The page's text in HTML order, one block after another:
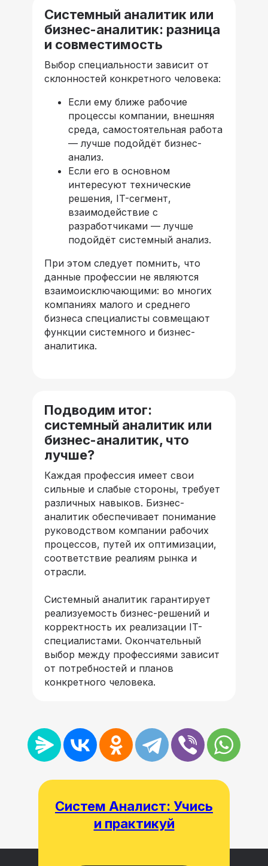
Системный аналитик или
бизнес-аналитик: разница
и совместимость
Выбор специальности зависит от
склонностей конкретного человека:
Если ему ближе рабочие
процессы компании, внешняя
среда, самостоятельная работа
— лучше подойдёт бизнес-
анализ.
Если его в основном
интересуют технические
решения, IT-сегмент,
взаимодействие с
разработчиками — лучше
подойдёт системный анализ.
При этом следует помнить, что
данные профессии не являются
взаимоисключающими: во многих
компаниях малого и среднего
бизнеса специалисты совмещают
функции системного и бизнес-
аналитика.
Подводим итог:
системный аналитик или
бизнес-аналитик, что
лучше?
Каждая профессия имеет свои
сильные и слабые стороны, требует
различных навыков. Бизнес-
аналитик обеспечивает понимание
руководством компании рабочих
процессов, путей их оптимизации,
соответствие реалиям рынка и
отрасли.
Системный аналитик гарантирует
реализуемость бизнес-решений и
корректность их реализации IT-
специалистами. Окончательный
выбор между профессиями зависит
от потребностей и планов
конкретного человека.
Систем Аналист: Учись
и практикуй